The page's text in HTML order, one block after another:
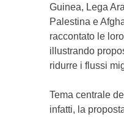
Guinea, Lega
Palestina e
raccontato le
illustrando
ridurre i flussi
Tema centrale
infatti, la